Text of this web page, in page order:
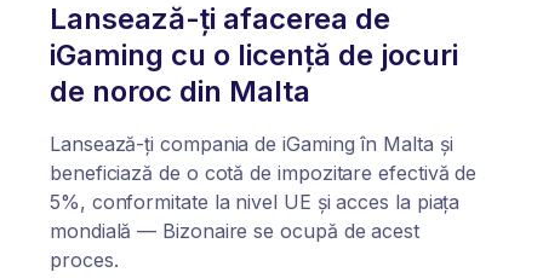
Lansează-ți afacerea de
iGaming cu o licență de jocuri
de noroc din Malta
Lansează-ți compania de iGaming în Malta și
beneficiază de o cotă de impozitare efectivă de
5%, conformitate la nivel UE și acces la piața
mondială — Bizonaire se ocupă de acest
proces.